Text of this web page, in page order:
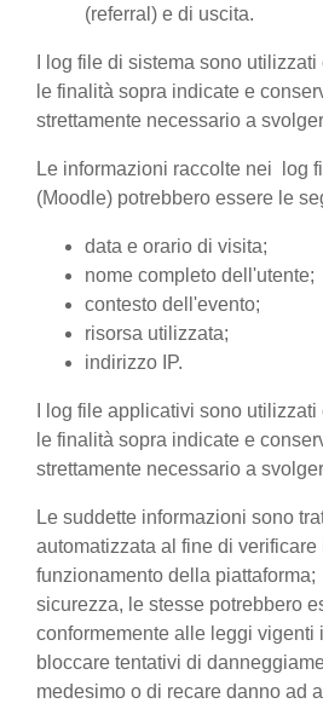
(referral) e di uscita.
I log file di sistema sono
le finalità sopra indicate e
strettamente necessario a
Le informazioni raccolte nei log
(Moodle) potrebbero essere le
data e orario di visita;
nome completo dell'utente;
contesto dell'evento;
risorsa utilizzata;
indirizzo IP.
I log file applicativi sono
le finalità sopra indicate e
strettamente necessario a
Le suddette informazioni sono
automatizzata al fine di verificare
funzionamento della
sicurezza, le stesse potrebbero
conformemente alle leggi vigenti
bloccare tentativi di
medesimo o di recare danno ad